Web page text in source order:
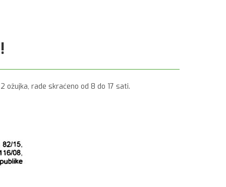
ožujka, rade skraćeno od 8 do 17 sati.